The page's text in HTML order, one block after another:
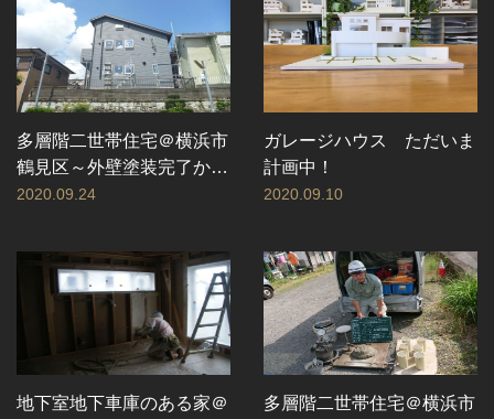
多層階二世帯住宅＠横浜市
鶴見区～外壁塗装完了から
内装工事へ
2020.09.24
ガレージハウス ただいま
計画中！
2020.09.10
地下室地下車庫のある家＠
多層階二世帯住宅＠横浜市